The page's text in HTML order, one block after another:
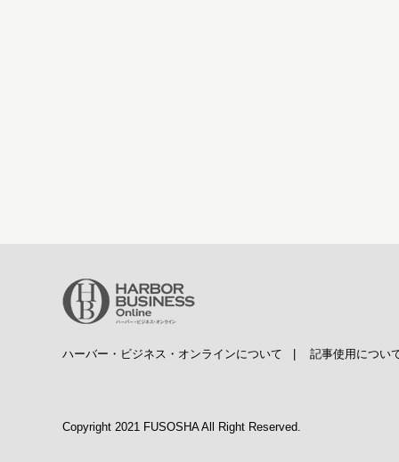
ハーバー・ビジネス・オンラインについて | 記事使用につい
Copyright 2021 FUSOSHA All Right Reserved.